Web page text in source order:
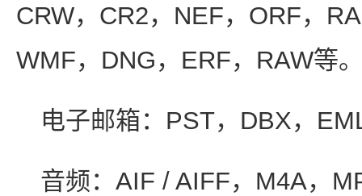
CRW，CR2，NEF，ORF，
WMF，DNG，ERF，RAW等
电子邮箱：PST，DBX，
音频：AIF / AIFF，M4A，